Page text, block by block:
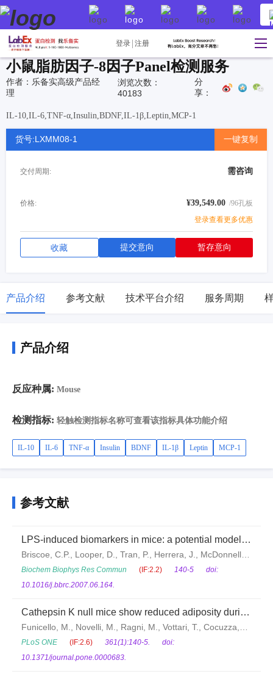
登录 注册
小鼠脂肪因子-8因子Panel检测服务
作者：乐备实高级产品经
理
浏览次数：
40183
分
享：
IL-10,IL-6,TNF-α,Insulin,BDNF,IL-1β,Leptin,MCP-1
货号:LXMM08-1 一键复制
交付周期: 需咨询
价格: ¥39,549.00 /96孔板
登录查看更多优惠
收藏 提交意向 暂存意向
产品介绍 参考文献 技术平台介绍 服务周期
产品介绍
反应种属: Mouse
检测指标: 轻触检测指标名称可查看该指标具体功能介绍
IL-10 IL-6 TNF-α Insulin BDNF IL-1β Leptin MCP-1
参考文献
LPS-induced biomarkers in mice: a potential model
for identifying insulin sensitizers
Briscoe, C.P., Looper, D., Tran, P., Herrera, J., McDonnell,
S.R., Bhat, B.G.
Biochem Biophys Res Commun (IF:2.2) 140-5
doi:
10.1016/j.bbrc.2007.06.164.
Cathepsin K null mice show reduced adiposity during
the rapid accumulation of fat stores
Funicello, M., Novelli, M., Ragni, M., Vottari, T., Cocuzza,
C., Soriano-Lopez, J., Chiellini, C., Boschi, F., Marzola, P.,
Masiello, P., Saftig, P., Santini, F., St-Jacques, R.,
PLoS ONE (IF:2.6) 361(1):140-5.
doi:
10.1371/journal.pone.0000683.